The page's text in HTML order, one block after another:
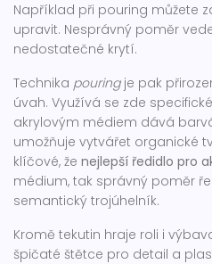
Například při pouring můžete
upravit. Nesprávný poměr
nedostatečné krytí.
Technika pouringje pak
úvah. Využívá se zde
akrylovým médiem dává
umožňuje vytvářet organické
klíčové, že nejlepší ředidlo pro
médium, tak správný poměr
semantický trojúhelník.
Kromě tekutin hraje roli i
špičaté štětce pro detail a